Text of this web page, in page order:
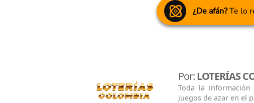
¿De afán?Te lo
Por:LOTERÍAS
Toda la
juegos de azar en el